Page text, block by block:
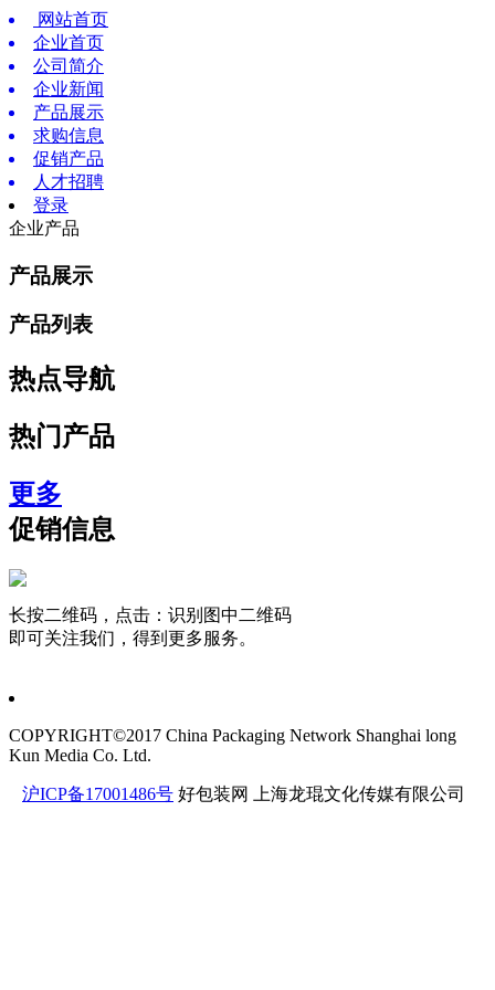
网站首页
企业首页
公司简介
企业新闻
产品展示
求购信息
促销产品
人才招聘
登录
企业产品
产品展示
产品列表
热点导航
热门产品
更多
促销信息
长按二维码，点击：识别图中二维码
即可关注我们，得到更多服务。
COPYRIGHT©2017 China Packaging Network Shanghai long
Kun Media Co. Ltd.
沪ICP备17001486号 好包装网 上海龙琨文化传媒有限公司